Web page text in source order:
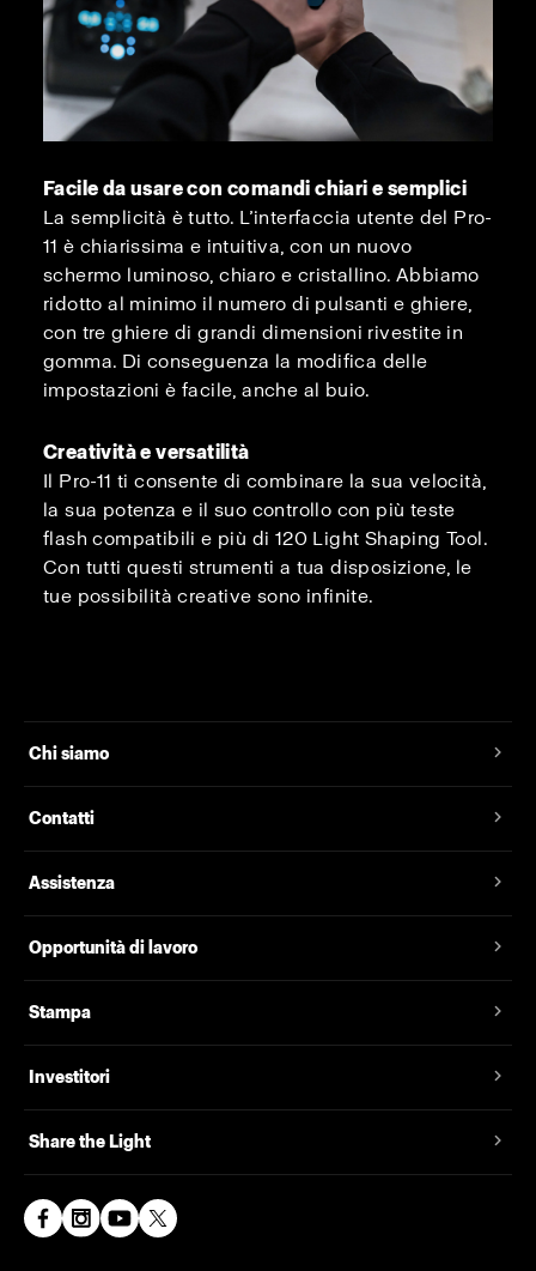
Facile da usare con comandi chiari e semplici
La semplicità è tutto. L’interfaccia utente del Pro-
11 è chiarissima e intuitiva, con un nuovo
schermo luminoso, chiaro e cristallino. Abbiamo
ridotto al minimo il numero di pulsanti e ghiere,
con tre ghiere di grandi dimensioni rivestite in
gomma. Di conseguenza la modifica delle
impostazioni è facile, anche al buio.
Creatività e versatilità
Il Pro-11 ti consente di combinare la sua velocità,
la sua potenza e il suo controllo con più teste
flash compatibili e più di 120 Light Shaping Tool.
Con tutti questi strumenti a tua disposizione, le
tue possibilità creative sono infinite.
Chi siamo
Contatti
Assistenza
Opportunità di lavoro
Stampa
Investitori
Share the Light